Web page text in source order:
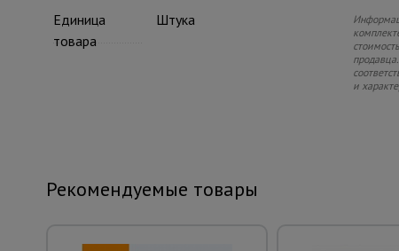
Единица
товара
Штука
и
Рекомендуемые товары